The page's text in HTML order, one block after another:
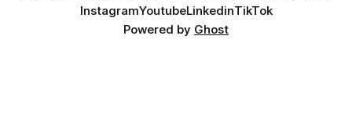
InstagramYoutubeLinkedinTikTok
Powered by Ghost